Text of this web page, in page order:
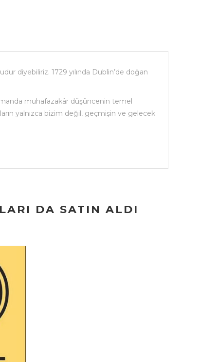
diyebiliriz. 1729 yılında Dublin’de doğan
muhafazakâr düşüncenin temel
yalnızca bizim değil, geçmişin ve gelecek
DA SATIN ALDI